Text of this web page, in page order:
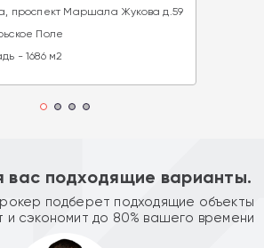
проспект Маршала Жукова д.59
Поле
- 1686 м2
вас подходящие варианты.
подберет подходящие объекты
и сэкономит до 80% вашего времени